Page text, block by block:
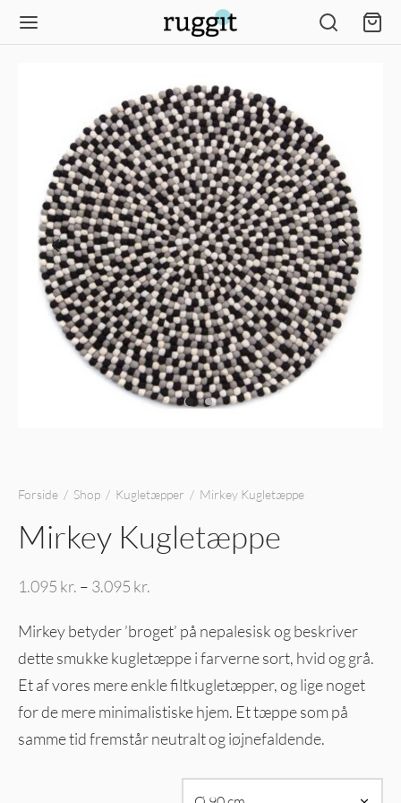
Forside / Shop / Kugletæpper / Mirkey Kugletæppe
Mirkey Kugletæppe
1.095 kr. – 3.095 kr.
3.095 kr.
Mirkey betyder ’broget’ på nepalesisk og beskriver
dette smukke kugletæppe i farverne sort, hvid og grå.
Et af vores mere enkle filtkugletæpper, og lige noget
for de mere minimalistiske hjem. Et tæppe som på
samme tid fremstår neutralt og iøjnefaldende.